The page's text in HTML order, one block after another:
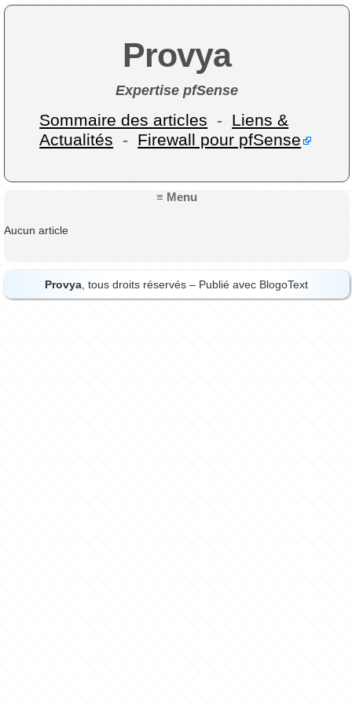
Provya
Expertise pfSense
Sommaire des articles - Liens &
Actualités - Firewall pour pfSense
≡ Menu
Aucun article
Provya, tous droits réservés – Publié avec BlogoText